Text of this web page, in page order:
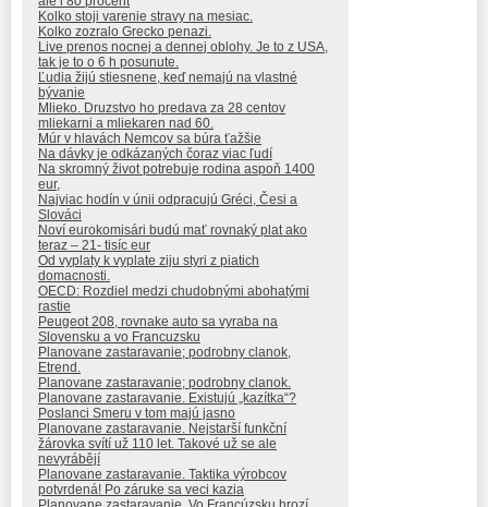
Kolko stoji varenie stravy na mesiac.
Kolko zozralo Grecko penazi.
Live prenos nocnej a dennej oblohy. Je to z USA,
tak je to o 6 h posunute.
Ľudia žijú stiesnene, keď nemajú na vlastné
bývanie
Mlieko. Druzstvo ho predava za 28 centov
mliekarni a mliekaren nad 60.
Múr v hlavách Nemcov sa búra ťažšie
Na dávky je odkázaných čoraz viac ľudí
Na skromný život potrebuje rodina aspoň 1400
eur,
Najviac hodín v únii odpracujú Gréci, Česi a
Slováci
Noví eurokomisári budú mať rovnaký plat ako
teraz – 21- tisíc eur
Od vyplaty k vyplate ziju styri z piatich
domacnosti.
OECD: Rozdiel medzi chudobnými abohatými
rastie
Peugeot 208, rovnake auto sa vyraba na
Slovensku a vo Francuzsku
Planovane zastaravanie; podrobny clanok,
Etrend.
Planovane zastaravanie; podrobny clanok.
Planovane zastaravanie. Existujú „kazítka“?
Poslanci Smeru v tom majú jasno
Planovane zastaravanie. Nejstarší funkční
žárovka svítí už 110 let. Takové už se ale
nevyrábějí
Planovane zastaravanie. Taktika výrobcov
potvrdená! Po záruke sa veci kazia